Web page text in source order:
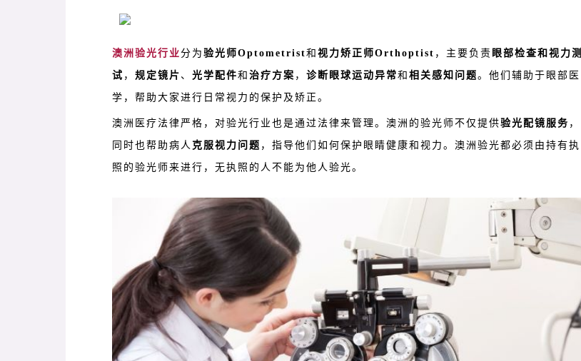
澳洲验光行业分为 验光师Optometrist和 视力矫正师Orthoptist ，主要负责 眼部检查和视力测
试 ， 规定镜片 、 光学配件和 治疗方案 ， 诊断眼球运动异常和 相关感知问题。他们辅助于眼部医
学，帮助大家进行日常视力的保护及矫正。
澳洲医疗法律严格，对验光行业也是通过法律来管理。澳洲的验光师不仅提供验光配镜服务 ，
同时也帮助病人 克服视力问题 ，指导他们如何保护眼睛健康和视力。澳洲验光都必须由持有执
照的验光师来进行，无执照的人不能为他人验光。